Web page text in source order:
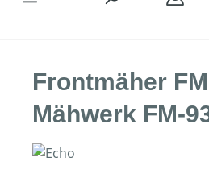
Frontmäher
Mähwerk FM-